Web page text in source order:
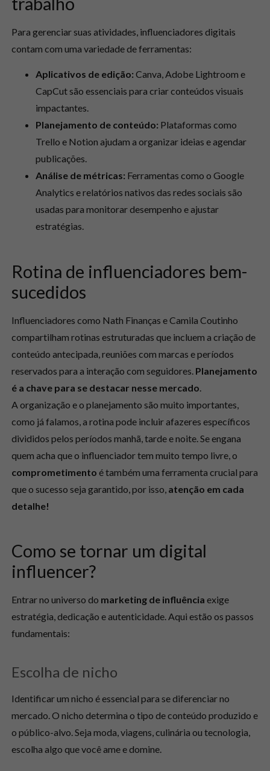
Para gerenciar suas atividades, influenciadores digitais
contam com uma variedade de ferramentas:
Aplicativos de edição: Canva, Adobe Lightroom e
CapCut são essenciais para criar conteúdos visuais
impactantes.
Planejamento de conteúdo: Plataformas como
Trello e Notion ajudam a organizar ideias e agendar
publicações.
Análise de métricas: Ferramentas como o Google
Analytics e relatórios nativos das redes sociais são
usadas para monitorar desempenho e ajustar
estratégias.
Rotina de influenciadores bem-
sucedidos
Influenciadores como Nath Finanças e Camila Coutinho
compartilham rotinas estruturadas que incluem a criação de
conteúdo antecipada, reuniões com marcas e períodos
reservados para a interação com seguidores. Planejamento
é a chave para se destacar nesse mercado
A organização e o planejamento são muito importantes,
como já falamos, a rotina pode incluir afazeres específicos
divididos pelos períodos manhã, tarde e noite. Se engana
quem acha que o influenciador tem muito tempo livre, o
comprometimento é também uma ferramenta crucial para
que o sucesso seja garantido, por isso, atenção em cada
detalhe!
Como se tornar um digital
influencer?
Entrar no universo do marketing de influência exige
estratégia, dedicação e autenticidade. Aqui estão os passos
fundamentais:
Escolha de nicho
Identificar um nicho é essencial para se diferenciar no
mercado. O nicho determina o tipo de conteúdo produzido e
o público-alvo. Seja moda, viagens, culinária ou tecnologia,
escolha algo que você ame e domine.